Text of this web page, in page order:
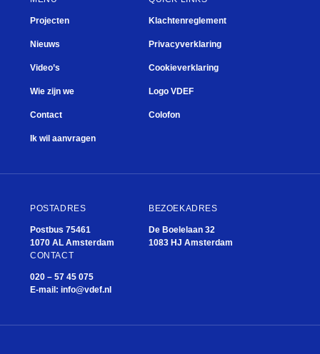
Projecten
Nieuws
Video’s
Wie zijn we
Contact
Ik wil aanvragen
Klachtenreglement
Privacyverklaring
Cookieverklaring
Logo VDEF
Colofon
POSTADRES
Postbus 75461
1070 AL Amsterdam
BEZOEKADRES
De Boelelaan 32
1083 HJ Amsterdam
CONTACT
020 – 57 45 075
E-mail: info@vdef.nl